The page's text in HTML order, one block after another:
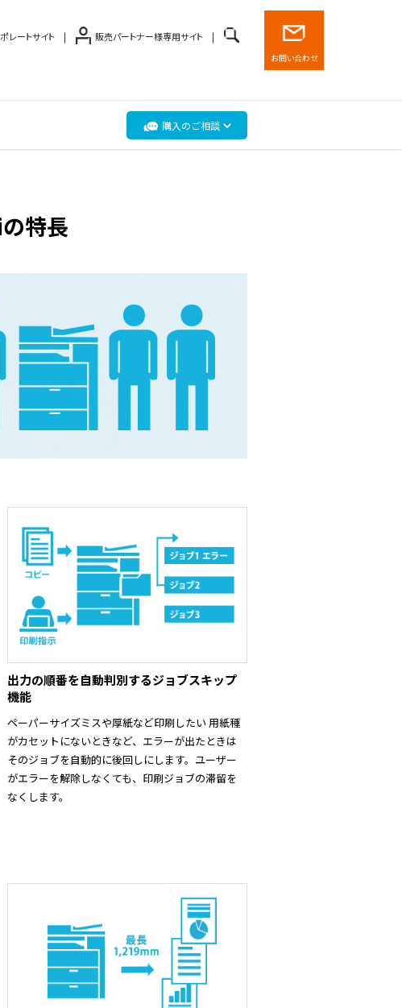
レートサイト 販売パートナー様専用サイト
お問い合わせ
購入のご相談
特長
出力の順番を自動判別するジョブスキップ
機能
ペーパーサイズミスや厚紙など印刷したい 用紙種
がカセットにないときなど、エラーが出たときは
そのジョブを自動的に後回しにします。ユーザー
がエラーを解除しなくても、印刷ジョブの滞留を
なくします。